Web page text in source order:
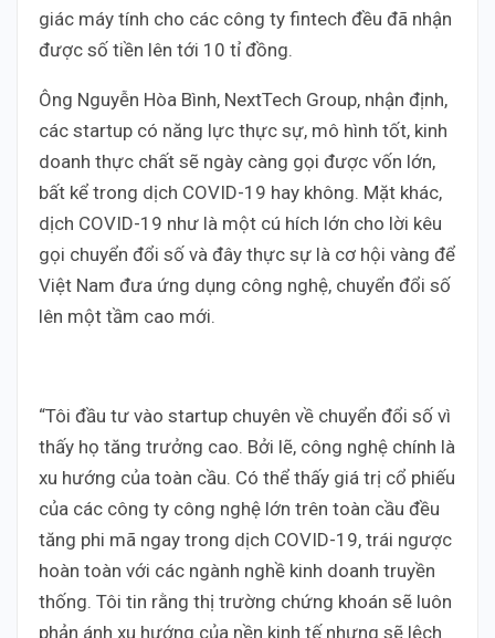
giác máy tính cho các công ty fintech đều đã nhận
được số tiền lên tới 10 tỉ đồng.
Ông Nguyễn Hòa Bình, NextTech Group, nhận định,
các startup có năng lực thực sự, mô hình tốt, kinh
doanh thực chất sẽ ngày càng gọi được vốn lớn,
bất kể trong dịch COVID-19 hay không. Mặt khác,
dịch COVID-19 như là một cú hích lớn cho lời kêu
gọi chuyển đổi số và đây thực sự là cơ hội vàng để
Việt Nam đưa ứng dụng công nghệ, chuyển đổi số
lên một tầm cao mới.
“Tôi đầu tư vào startup chuyên về chuyển đổi số vì
thấy họ tăng trưởng cao. Bởi lẽ, công nghệ chính là
xu hướng của toàn cầu. Có thể thấy giá trị cổ phiếu
của các công ty công nghệ lớn trên toàn cầu đều
tăng phi mã ngay trong dịch COVID-19, trái ngược
hoàn toàn với các ngành nghề kinh doanh truyền
thống. Tôi tin rằng thị trường chứng khoán sẽ luôn
phản ánh xu hướng của nền kinh tế nhưng sẽ lệch